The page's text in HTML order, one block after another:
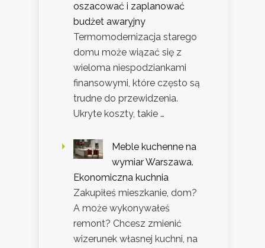
oszacować i zaplanować
budżet awaryjny
Termomodernizacja starego
domu może wiązać się z
wieloma niespodziankami
finansowymi, które często są
trudne do przewidzenia.
Ukryte koszty, takie …
Meble kuchenne na
wymiar Warszawa.
Ekonomiczna kuchnia
Zakupiłeś mieszkanie, dom?
A może wykonywałeś
remont? Chcesz zmienić
wizerunek własnej kuchni, na